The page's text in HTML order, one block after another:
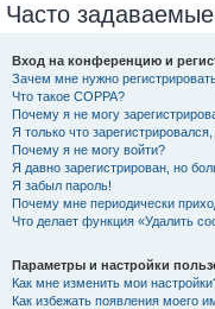
Часто
Вход на конференцию и
Зачем мне нужно
Что такое COPPA?
Почему я не могу
Я только что
Почему я не могу войти?
Я давно зарегистрирован, но
Я забыл пароль!
Почему мне периодически
Что делает функция «Удалить
Параметры и настройки
Как мне изменить мои
Как избежать появления моего